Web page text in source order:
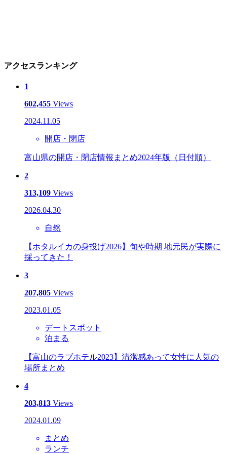
アクセスランキング
1
602,455 Views
2024.11.05
開店・閉店
富山県の開店・閉店情報まとめ2024年版（日付順）
2
313,109 Views
2026.04.30
自然
【ホタルイカの身投げ2026】旬や時期 地元民が実際に
採ってきた！
3
207,805 Views
2023.01.05
デートスポット
泊まる
【富山のラブホテル2023】清潔感あって女性に人気の
場所まとめ
4
203,813 Views
2024.01.09
まとめ
ランチ